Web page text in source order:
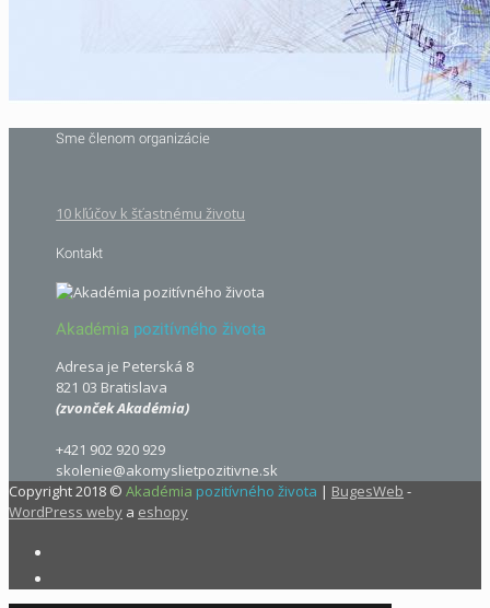
Sme členom organizácie
10 kľúčov k šťastnému životu
Kontakt
Akadémia pozitívného života
Adresa je Peterská 8
821 03 Bratislava
(zvonček Akadémia)
+421 902 920 929
skolenie@akomyslietpozitivne.sk
Copyright 2018 © Akadémia pozitívného života | BugesWeb -
WordPress weby a eshopy